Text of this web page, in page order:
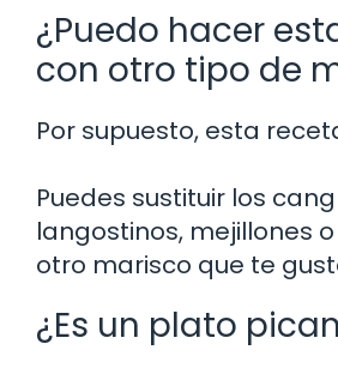
¿Puedo hacer
con otro tipo de
Por supuesto, esta
Puedes sustituir los
langostinos, mejillones
otro marisco que te
¿Es un plato